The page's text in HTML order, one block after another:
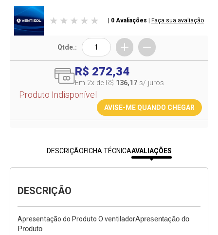
| 0 Avaliações Faça sua avaliação
Qtde.:
R$ 272,34
Em 2x de R$ 136,17 s/ juros
AVISE-ME QUANDO CHEGAR
Produto Indisponível
DESCRIÇÃOFICHA TÉCNICAAVALIAÇÕES
DESCRIÇÃO
Apresentação do Produto O ventiladorApresentação do
Produto